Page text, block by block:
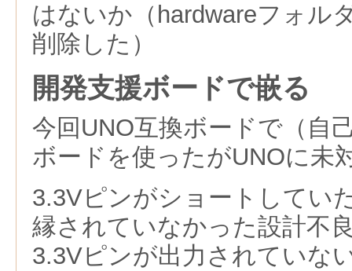
はないか（hardwareフォル
削除した）
開発支援ボードで嵌る
今回UNO互換ボードで（自
ボードを使ったがUNOに未
3.3Vピンがショートしてい
縁されていなかった設計不
3.3Vピンが出力されていな